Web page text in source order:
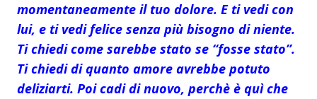
momentaneamente il tuo dolore. E ti vedi con
lui, e ti vedi felice senza più bisogno di niente.
Ti chiedi come sarebbe stato se “fosse stato”.
Ti chiedi di quanto amore avrebbe potuto
deliziarti. Poi cadi di nuovo, perchè è quì che